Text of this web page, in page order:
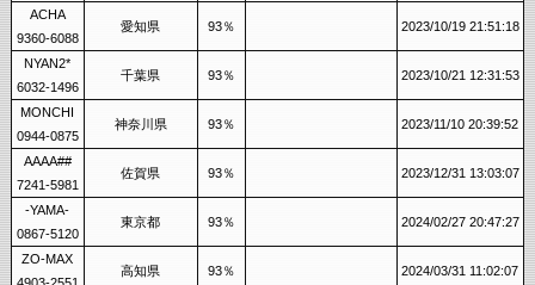
ACHA
9360-6088
愛知県 93％ 2023/10/19 21:51:18
NYAN2*
6032-1496
千葉県 93％ 2023/10/21 12:31:53
MONCHI
0944-0875
神奈川県 93％ 2023/11/10 20:39:52
AAAA##
7241-5981
佐賀県 93％ 2023/12/31 13:03:07
-YAMA-
0867-5120
東京都 93％ 2024/02/27 20:47:27
ZO-MAX
高知県 93％ 2024/03/31 11:02:07